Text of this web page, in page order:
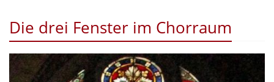
Die drei Fenster im Chorraum